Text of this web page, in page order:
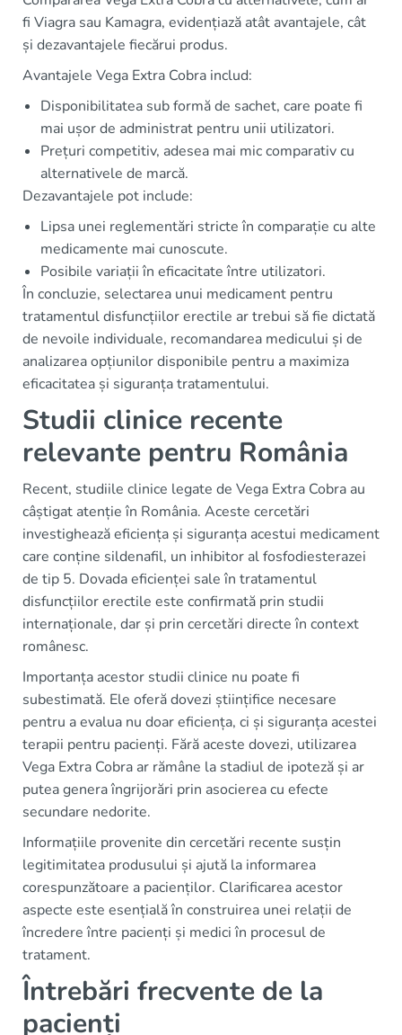
fi Viagra sau Kamagra, evidențiază atât avantajele, cât
și dezavantajele fiecărui produs.
Avantajele Vega Extra Cobra includ:
Disponibilitatea sub formă de sachet, care poate fi
mai ușor de administrat pentru unii utilizatori.
Prețuri competitiv, adesea mai mic comparativ cu
alternativele de marcă.
Dezavantajele pot include:
Lipsa unei reglementări stricte în comparație cu alte
medicamente mai cunoscute.
Posibile variații în eficacitate între utilizatori.
În concluzie, selectarea unui medicament pentru
tratamentul disfuncțiilor erectile ar trebui să fie dictată
de nevoile individuale, recomandarea medicului și de
analizarea opțiunilor disponibile pentru a maximiza
eficacitatea și siguranța tratamentului.
Studii clinice recente
relevante pentru România
Recent, studiile clinice legate de Vega Extra Cobra au
câștigat atenție în România. Aceste cercetări
investighează eficiența și siguranța acestui medicament
care conține sildenafil, un inhibitor al fosfodiesterazei
de tip 5. Dovada eficienței sale în tratamentul
disfuncțiilor erectile este confirmată prin studii
internaționale, dar și prin cercetări directe în context
românesc.
Importanța acestor studii clinice nu poate fi
subestimată. Ele oferă dovezi științifice necesare
pentru a evalua nu doar eficiența, ci și siguranța acestei
terapii pentru pacienți. Fără aceste dovezi, utilizarea
Vega Extra Cobra ar rămâne la stadiul de ipoteză și ar
putea genera îngrijorări prin asocierea cu efecte
secundare nedorite.
Informațiile provenite din cercetări recente susțin
legitimitatea produsului și ajută la informarea
corespunzătoare a pacienților. Clarificarea acestor
aspecte este esențială în construirea unei relații de
încredere între pacienți și medici în procesul de
tratament.
Întrebări frecvente de la
pacienți